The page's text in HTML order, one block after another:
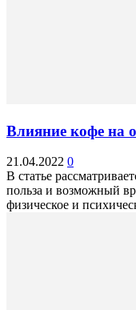
Влияние кофе на
21.04.2022 0
В статье
польза и возможный
физическое и